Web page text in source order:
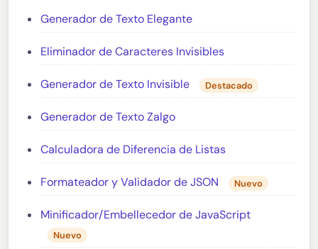
Generador de Texto Elegante
Eliminador de Caracteres Invisibles
Generador de Texto Invisible Destacado
Generador de Texto Zalgo
Calculadora de Diferencia de Listas
Formateador y Validador de JSON Nuevo
Minificador/Embellecedor de JavaScript
Nuevo